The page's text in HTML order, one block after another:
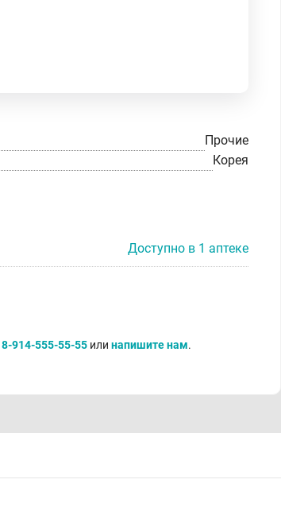
Прочие
Корея
Доступно в 1 аптеке
8-914-555-55-55 или напишите нам.